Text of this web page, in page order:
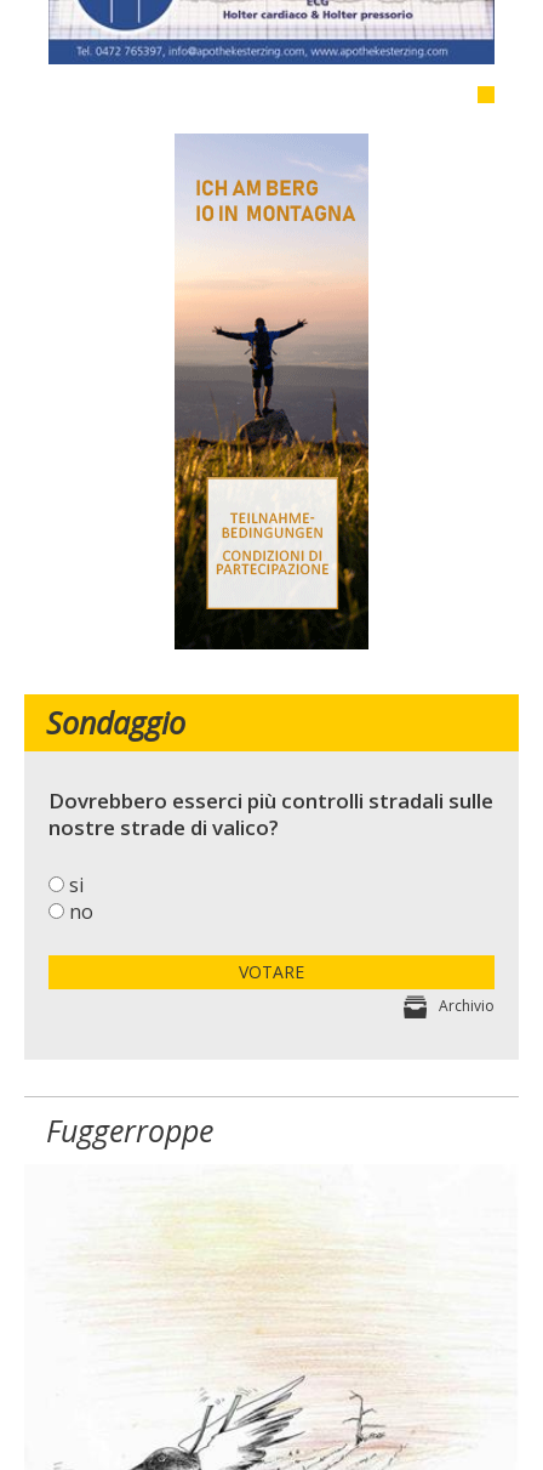
Sondaggio
Dovrebbero esserci più controlli stradali sulle
nostre strade di valico?
si
no
VOTARE
Archivio
Fuggerroppe